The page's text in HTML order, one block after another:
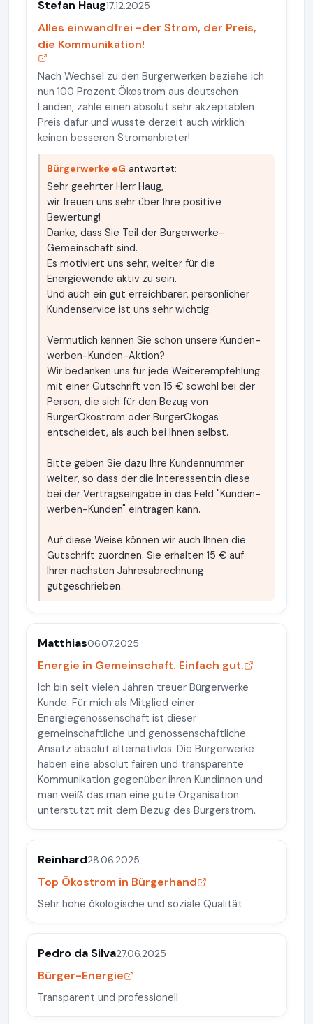
Stefan Haug17.12.2025
Alles einwandfrei -der Strom, der Preis,
die Kommunikation!
Nach Wechsel zu den Bürgerwerken beziehe ich
nun 100 Prozent Ökostrom aus deutschen
Landen, zahle einen absolut sehr akzeptablen
Preis dafür und wüsste derzeit auch wirklich
keinen besseren Stromanbieter!
Bürgerwerke eG antwortet:
Sehr geehrter Herr Haug,
wir freuen uns sehr über Ihre positive
Bewertung!
Danke, dass Sie Teil der Bürgerwerke-
Gemeinschaft sind.
Es motiviert uns sehr, weiter für die
Energiewende aktiv zu sein.
Und auch ein gut erreichbarer, persönlicher
Kundenservice ist uns sehr wichtig.
Vermutlich kennen Sie schon unsere Kunden-
werben-Kunden-Aktion?
Wir bedanken uns für jede Weiterempfehlung
mit einer Gutschrift von 15 € sowohl bei der
Person, die sich für den Bezug von
BürgerÖkostrom oder BürgerÖkogas
entscheidet, als auch bei Ihnen selbst.
Bitte geben Sie dazu Ihre Kundennummer
weiter, so dass der:die Interessent:in diese
bei der Vertragseingabe in das Feld "Kunden-
werben-Kunden" eintragen kann.
Auf diese Weise können wir auch Ihnen die
Gutschrift zuordnen. Sie erhalten 15 € auf
Ihrer nächsten Jahresabrechnung
gutgeschrieben.
Matthias06.07.2025
Energie in Gemeinschaft. Einfach gut.
Ich bin seit vielen Jahren treuer Bürgerwerke
Kunde. Für mich als Mitglied einer
Energiegenossenschaft ist dieser
gemeinschaftliche und genossenschaftliche
Ansatz absolut alternativlos. Die Bürgerwerke
haben eine absolut fairen und transparente
Kommunikation gegenüber ihren Kundinnen und
man weiß das man eine gute Organisation
unterstützt mit dem Bezug des Bürgerstrom.
Reinhard28.06.2025
Top Ökostrom in Bürgerhand
Sehr hohe ökologische und soziale Qualität
Pedro da Silva27.06.2025
Bürger-Energie
Transparent und professionell